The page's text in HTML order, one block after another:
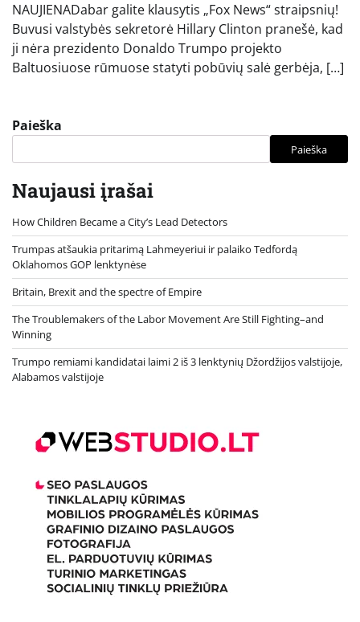
NAUJIENADabar galite klausytis „Fox News“ straipsnių!
Buvusi valstybės sekretorė Hillary Clinton pranešė, kad
ji nėra prezidento Donaldo Trumpo projekto
Baltuosiuose rūmuose statyti pobūvių salė gerbėja, […]
Paieška
Paieška
Naujausi įrašai
How Children Became a City’s Lead Detectors
Trumpas atšaukia pritarimą Lahmeyeriui ir palaiko Tedfordą
Oklahomos GOP lenktynėse
Britain, Brexit and the spectre of Empire
The Troublemakers of the Labor Movement Are Still Fighting–and
Winning
Trumpo remiami kandidatai laimi 2 iš 3 lenktynių Džordžijos valstijoje,
Alabamos valstijoje